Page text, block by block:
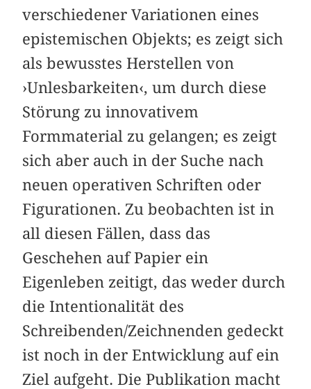
verschiedener Variationen eines
epistemischen Objekts; es zeigt sich
als bewusstes Herstellen von
›Unlesbarkeiten‹, um durch diese
Störung zu innovativem
Formmaterial zu gelangen; es zeigt
sich aber auch in der Suche nach
neuen operativen Schriften oder
Figurationen. Zu beobachten ist in
all diesen Fällen, dass das
Geschehen auf Papier ein
Eigenleben zeitigt, das weder durch
die Intentionalität des
Schreibenden/Zeichnenden gedeckt
ist noch in der Entwicklung auf ein
Ziel aufgeht. Die Publikation macht